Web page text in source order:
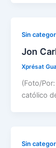
Sin
Jon
Xprésat
(Foto/
católico
Sin